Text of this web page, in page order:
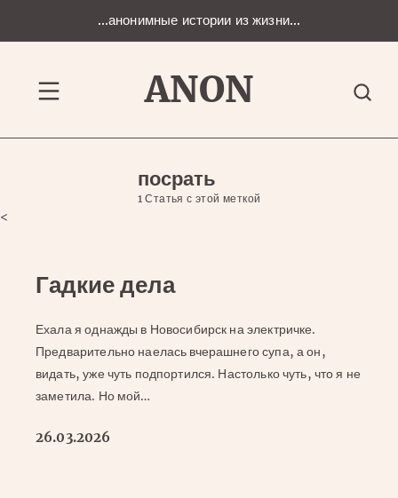
...анонимные истории из жизни...
ANON
посрать
1 Статья с этой меткой
<
Гадкие дела
Ехала я однажды в Новосибирск на электричке.
Предварительно наелась вчерашнего супа, а он,
видать, уже чуть подпортился. Настолько чуть, что я не
заметила. Но мой…
26.03.2026